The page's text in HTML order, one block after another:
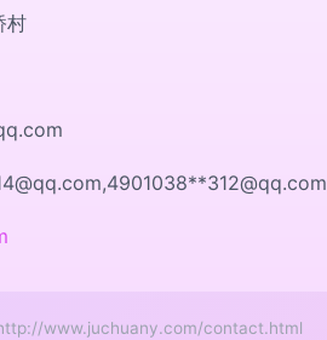
村
,4901038**312@qq.com
www.juchuany.com/contact.html